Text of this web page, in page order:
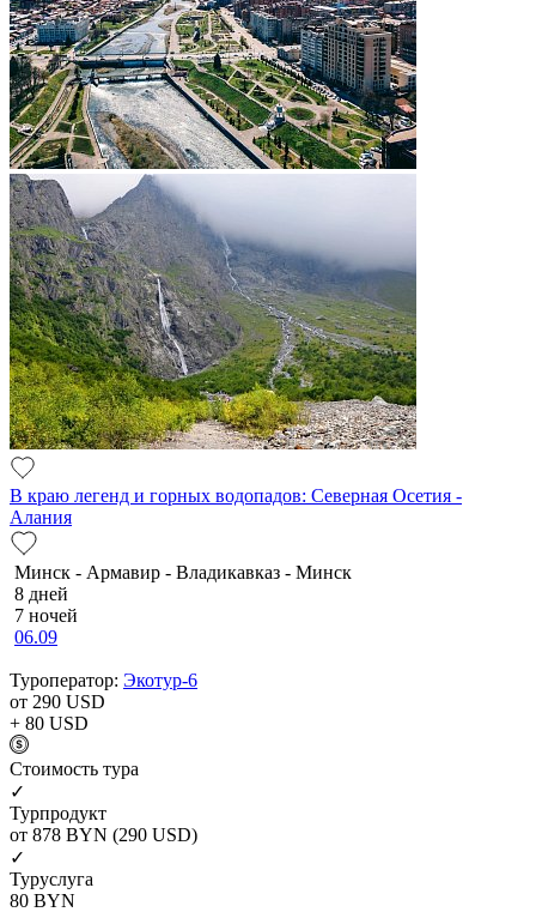
В краю легенд и горных водопадов: Северная Осетия -
Алания
Минск - Армавир - Владикавказ - Минск
8 дней
7 ночей
06.09
Туроператор: Экотур-6
от 290 USD
+ 80 USD
Cтоимость тура
✓
Турпродукт
от 878 BYN (290 USD)
✓
Туруслуга
80 BYN